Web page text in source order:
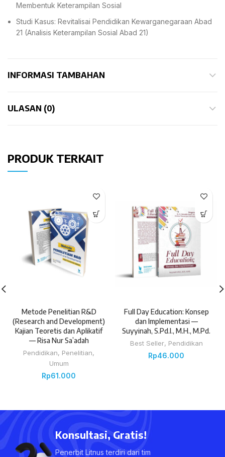
Membentuk Keterampilan Sosial
Studi Kasus: Revitalisai Pendidikan Kewarganegaraan Abad
21 (Analisis Keterampilan Sosial Abad 21)
INFORMASI TAMBAHAN
ULASAN (0)
PRODUK TERKAIT
Metode Penelitian R&D
(Research and Development)
Kajian Teoretis dan Aplikatif
— Risa Nur Sa’adah
Pendidikan, Penelitian,
Umum
Rp61.000
Full Day Education: Konsep
dan Implementasi —
Suyyinah, S.Pd.I., M.H., M.Pd.
Best Seller, Pendidikan
Rp46.000
Konsultasi, Gratis!
Penerbit Litnus terdiri dari tim